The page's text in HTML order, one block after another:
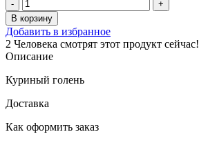
товара
Куриный
голень
В корзину
Добавить в избранное
2 Человека смотрят этот продукт сейчас!
Описание
Куриный голень
Доставка
Как оформить заказ